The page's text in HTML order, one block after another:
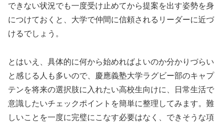
できない状況でも一度受け止めてから提案を出す姿勢を身
につけておくと、大学で仲間に信頼されるリーダーに近づ
けるでしょう。
とはいえ、具体的に何から始めればよいのか分かりづらい
と感じる人も多いので、慶應義塾大学ラグビー部のキャプ
テンを将来の選択肢に入れたい高校生向けに、日常生活で
意識したいチェックポイントを簡単に整理してみます。難
しいことを一度に完璧にこなす必要はなく、できそうな項